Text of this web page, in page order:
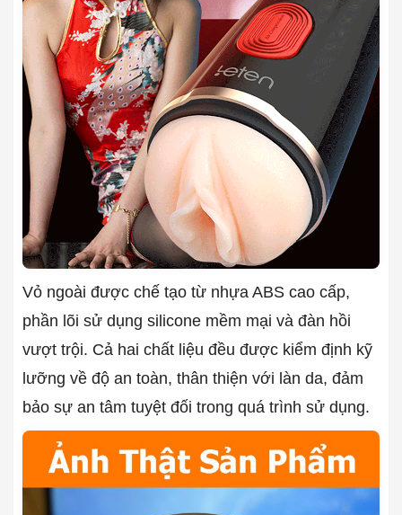
Vỏ ngoài được chế tạo từ nhựa ABS cao cấp,
phần lõi sử dụng silicone mềm mại và đàn hồi
vượt trội. Cả hai chất liệu đều được kiểm định kỹ
lưỡng về độ an toàn, thân thiện với làn da, đảm
bảo sự an tâm tuyệt đối trong quá trình sử dụng.